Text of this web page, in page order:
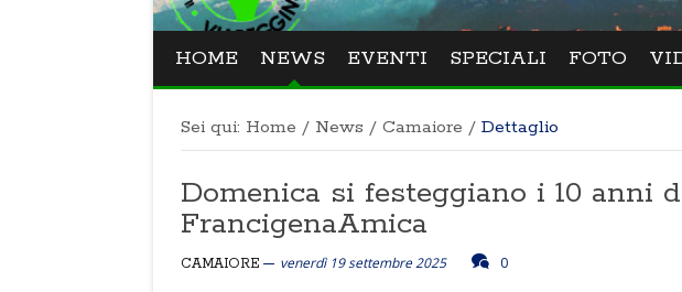
HOME NEWS EVENTI SPECIALI FOTO
Sei qui: Home / News / Camaiore / Dettaglio
Domenica si festeggiano i 10 anni
FrancigenaAmica
CAMAIORE venerdì 19 settembre 2025 0